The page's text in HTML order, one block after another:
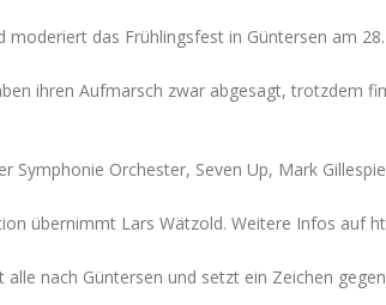
moderiert das Frühlingsfest in Güntersen am
ihren Aufmarsch zwar abgesagt, trotzdem
Symphonie Orchester, Seven Up, Mark
übernimmt Lars Wätzold. Weitere Infos auf
alle nach Güntersen und setzt ein Zeichen